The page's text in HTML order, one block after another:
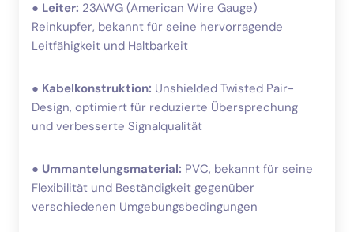
● Leiter: 23AWG (American Wire Gauge)
Reinkupfer, bekannt für seine hervorragende
Leitfähigkeit und Haltbarkeit
● Kabelkonstruktion: Unshielded Twisted Pair-
Design, optimiert für reduzierte Übersprechung
und verbesserte Signalqualität
● Ummantelungsmaterial: PVC, bekannt für seine
Flexibilität und Beständigkeit gegenüber
verschiedenen Umgebungsbedingungen